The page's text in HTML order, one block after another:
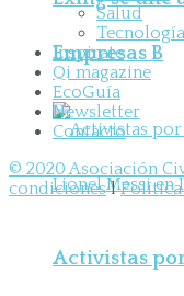
Empresas B
Activistas
Salud
Tecnología
Inspirate
Qi magazine
EcoGuía
Newsletter
Contacto
© 2020 Asociación
condicioneslPolítica